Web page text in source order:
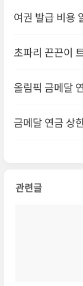
여권 발급 비용
초파리 끈끈이
올림픽 금메달
금메달 연금 상
관련글